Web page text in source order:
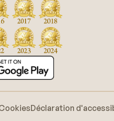
Déclaration